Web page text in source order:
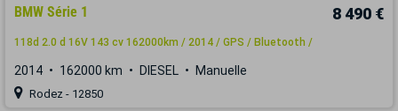
BMW Série 1 8 490 €
118d 2.0 d 16V 143 cv 162000km / 2014 / GPS / Bluetooth /
2014 162000 km DIESEL Manuelle
Rodez - 12850